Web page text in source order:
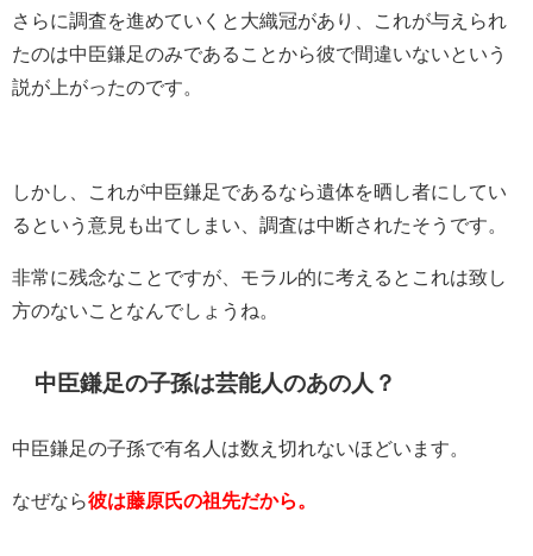
さらに調査を進めていくと大織冠があり、これが与えられ
たのは中臣鎌足のみであることから彼で間違いないという
説が上がったのです。
しかし、これが中臣鎌足であるなら遺体を晒し者にしてい
るという意見も出てしまい、調査は中断されたそうです。
非常に残念なことですが、モラル的に考えるとこれは致し
方のないことなんでしょうね。
中臣鎌足の子孫は芸能人のあの人？
中臣鎌足の子孫で有名人は数え切れないほどいます。
なぜなら彼は藤原氏の祖先だから。